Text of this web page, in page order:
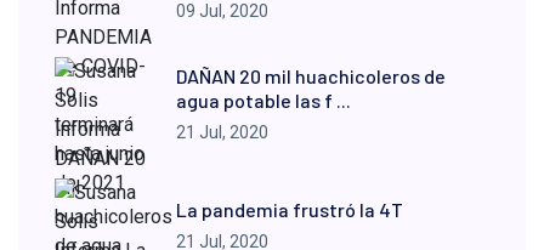
09 Jul, 2020
DAÑAN 20 mil huachicoleros de
agua potable las f ...
21 Jul, 2020
La pandemia frustró la 4T
21 Jul, 2020